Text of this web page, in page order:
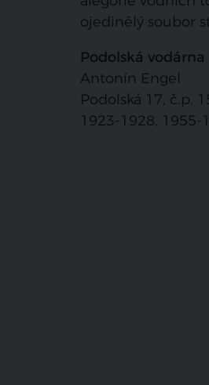
ojedinělý soubor
Podolská vodárna
Antonín Engel
Podolská 17, č.p.
1923-1928, 1955-